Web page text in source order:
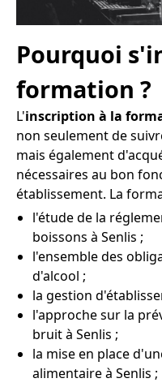
Pourquoi
formation ?
L'inscription à la
non seulement de
mais également
nécessaires au bon
établissement. La
l'étude de la
boissons à Senlis ;
l'ensemble des
d'alcool ;
la gestion
l'approche sur la
bruit à Senlis ;
la mise en place
alimentaire à Senlis ;